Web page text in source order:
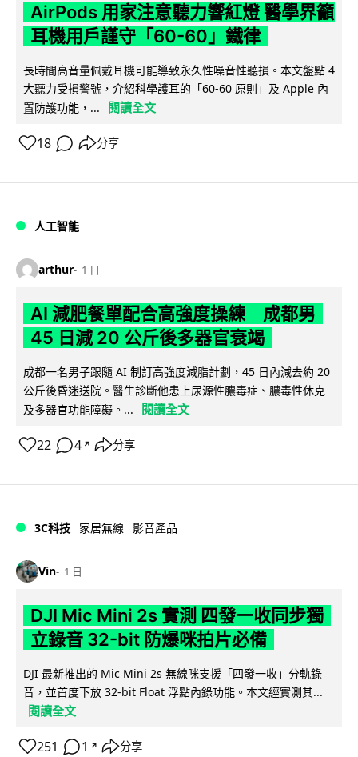
AirPods 用家注意聽力響紅燈 醫學界籲
耳機用戶謹守「60-60」鐵律
長時間高音量佩戴耳機可能導致永久性噪音性聽損。本文盤點 4
大聽力受損警號，介紹科學護耳的「60-60 原則」及 Apple 內
置防護功能，...
閱讀全文
18 分享
人工智能
arthur 1 日
AI 減肥餐單配合高強度操練 成都男
45 日減 20 公斤後多器官衰竭
成都一名男子跟隨 AI 制訂高強度減脂計劃，45 日內減去約 20
公斤後昏迷送院。醫生診斷他患上尿源性膿毒症、膿毒性休克
及多器官功能障礙。...
閱讀全文
22 4 ↗ 分享
3C科技 家居無線 影音產品
Vin 1 日
DJI Mic Mini 2s 實測 四發一收同步獨
立錄音 32-bit 防爆咪拍片必備
DJI 最新推出的 Mic Mini 2s 無線咪支援「四發一收」分軌錄
音，並首度下放 32-bit Float 浮點內錄功能。本文經實測其...
閱讀全文
251 1 ↗ 分享